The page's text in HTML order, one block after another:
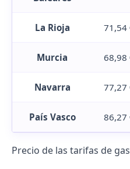
La Rioja 71,54
Murcia 68,98
Navarra 77,27
País Vasco 86,27
Precio de las tarifas de